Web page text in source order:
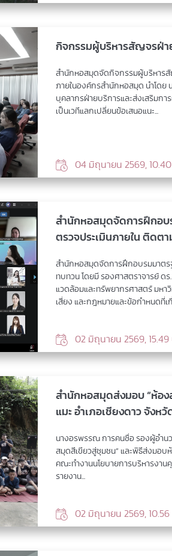
กิจกรรมผู้บริหารสัญจรฝ่าย
สำนักหอสมุดจัดกิจกรรมผู้บริหารสัญ
ภายในองค์กรสำนักหอสมุด นำโด
บุคลากรฝ่ายบริการและส่งเสริมกา
เป็นเวทีแลกเปลี่ยนข้อเสนอแนะ...
04 มิถุนายน 2569,
สำนักหอสมุดจัดการฝึกอบร
ตรวจประเมินภายใน ติดต
สำนักหอสมุดจัดการฝึกอบรมมาตรฐ
ทบทวน โดยมี รองศาสตราจารย์
แวดล้อมและทรัพยากรศาสตร์ มหา
เสี่ยง และกฎหมายและข้อกำหนดที่เ
02 มิถุนายน 2569, 15.49
สำนักหอสมุดส่งมอบ “ห้อ
แมะ อำเภอเชียงดาว จังหวั
นางอรพรรณ การคนซื่อ รองผู้อำน
สมุดสีเขียวสู่ชุมชน” และพิธีส่งมอบ
คณะทำงานนโยบายการบริหารงา
รายงาน...
02 มิถุนายน 2569, 10.56